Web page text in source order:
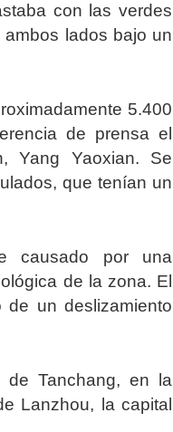
con las verdes
lados bajo un
5.400
de prensa el
Yang Yaoxian. Se
que tenían un
causado por una
de la zona. El
un deslizamiento
de Tanchang, en la
Lanzhou, la capital